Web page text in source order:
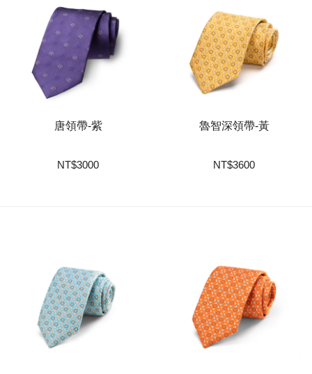
唐領帶-紫
NT$3000
魯智深領帶-黃
NT$3600